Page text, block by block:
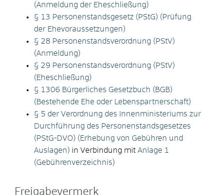
(Anmeldung der Eheschließung)
§ 13 Personenstandsgesetz (PStG) (Prüfung
der Ehevoraussetzungen)
§ 28 Personenstandsverordnung (PStV)
(Anmeldung)
§ 29 Personenstandsverordnung (PStV)
(Eheschließung)
§ 1306 Bürgerliches Gesetzbuch (BGB)
(Bestehende Ehe oder Lebenspartnerschaft)
§ 5 der Verordnung des Innenministeriums zur
Durchführung des Personenstandsgesetzes
(PStG-DVO) (Erhebung von Gebühren und
Auslagen) in Verbindung mit Anlage 1
(Gebührenverzeichnis)
Freigabevermerk